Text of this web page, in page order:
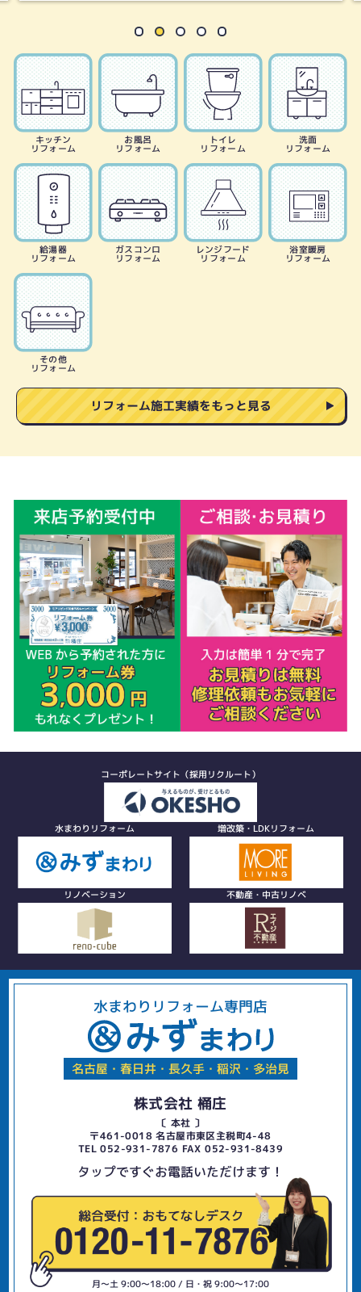
キッチン
リフォーム
お風呂
リフォーム
トイレ
リフォーム
洗面
リフォーム
給湯器
リフォーム
ガスコンロ
リフォーム
レンジフード
リフォーム
浴室暖房
リフォーム
その他
リフォーム
リフォーム施工実績をもっと見る
コーポレートサイト（採用リクルート）
水まわりリフォーム 増改築・LDKリフォーム
リノベーション 不動産・中古リノベ
水まわりリフォーム専門店
名古屋・春日井・長久手・稲沢・多治見
株式会社 桶庄
〔 本社 〕
〒461-0018 名古屋市東区主税町4-48
TEL 052-931-7876 FAX 052-931-8439
タップですぐお電話いただけます！
月〜土 9:00〜18:00 / 日・祝 9:00〜17:00